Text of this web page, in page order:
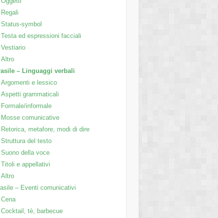
Regali
Status-symbol
Testa ed espressioni facciali
Vestiario
Altro
– Linguaggi verbali
Argomenti e lessico
Aspetti grammaticali
Formale/informale
Mosse comunicative
Retorica, metafore, modi di dire
Struttura del testo
Suono della voce
Titoli e appellativi
Altro
– Eventi comunicativi
Cena
Cocktail, tè, barbecue